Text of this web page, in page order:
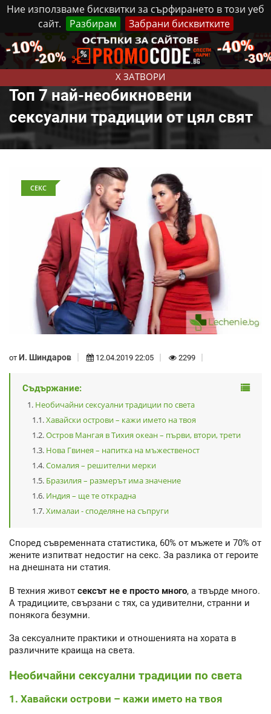
Ние използваме бисквитки за сърфирането в този уеб
сайт.
Разбирам Забрани бисквитките
X ЗАТВОРИ
Събота, 8 Август, 2026 Реклама Контакти
Топ 7 най-необикновени
сексуални традиции от цял свят
СЕКС
от И. Шиндаров 12.04.2019 22:05 2299
Съдържание:
Необичайни сексуални традиции по света
Хавайски острови – кажи името на твоя
Остров Мангая в Тихия океан – първи, втори, трети
Нова Гвинея – напитка на мъжественост
Сомалия – решителни мерки
Бразилия – размерът има значение
Индия – ще те открадна
Хималаи - споделяне на съпруги
Според съвременната статистика, 60% от мъжете и 70% от
жените изпитват недостиг на секс. За разлика от героите
на днешната ни статия.
В техния живот сексът не е просто много, а твърде много.
А традициите, свързани с тях, са удивителни, странни и
понякога безумни.
За сексуалните практики и отношенията на хората в
различните краища на света.
Необичайни сексуални традиции по света
1. Хавайски острови – кажи името на твоя